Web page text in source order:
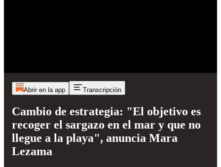
Abrir en la app Transcripción
Cambio de estrategia: "El objetivo es
recoger el sargazo en el mar y que no
llegue a la playa", anuncia Mara
Lezama